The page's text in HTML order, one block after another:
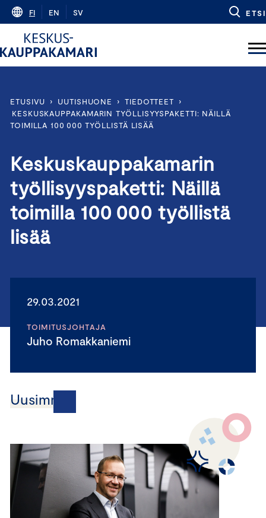
Skip
content
FI EN SV ETSI
ETUSIVU › UUTISHUONE › TIEDOTTEET
›
KESKUSKAUPPAKAMARIN TYÖLLISYYSPAKETTI: NÄILLÄ
TOIMILLA 100 000 TYÖLLISTÄ LISÄÄ
Keskuskauppakamarin
työllisyyspaketti: Näillä
toimilla 100 000 työllistä
lisää
29.03.2021
TOIMITUSJOHTAJA
Juho Romakkaniemi
Uusimmat